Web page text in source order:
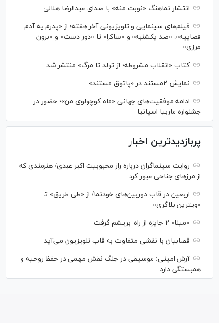
انتشار نماهنگ «نوبت منه» با صدای عبدالرضا هلالی
فیلم‌های سینمایی و تلویزیونی آخر هفته؛ از «پدرم یه آدم
فضاییه»، «صد یکشنبه» و «ساکرا» تا «دور دست» و «برون
مرزی»
کتاب «انقلاب مشروطه؛ از تولد تا مرگ» منتشر شد
نمایش ۲مستند در «پاتوق مستند»
ادامه موفقیت‌های جهانی «ماه کوچولوی من»؛ حضور در
جشنواره ماربیا اسپانیا
پربازدیدترین اخبار
روایت سینماگران درباره راز محبوبیت اکبر عبدی/ هنرمندی که
از مرزهای جناحی عبور کرد
اربعین در قاب دوربین‌های خودنما/ از «طی طریق» تا
«ویترین بلاگری»
«مینا» ۲ جایزه از راه ابریشم گرفت
قصابیان با نقشی متفاوت به قاب تلویزیون می‌آید
آرش امینی: موسیقی در جنگ نقش مهمی در حفظ روحیه و
همبستگی دارد